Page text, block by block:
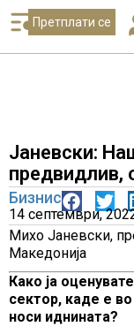
Претплати се
Јаневски:
предвидлив,
Бизнис
14 септември,
Михо Јаневски,
Македонија
Како ја
сектор, каде е
носи иднината?